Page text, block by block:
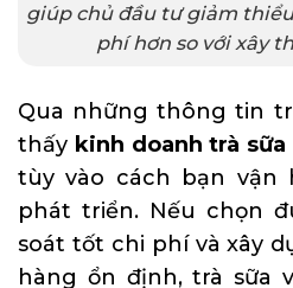
giúp chủ đầu tư giảm
phí hơn so với xây
Qua những thông tin
thấy kinh doanh trà
tùy vào cách bạn vận
phát triển. Nếu chọn
soát tốt chi phí và xây
hàng ổn định, trà sữa